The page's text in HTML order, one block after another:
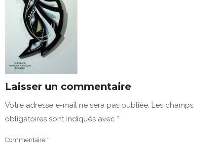
Laisser un commentaire
Votre adresse e-mail ne sera pas publiée. Les champs
obligatoires sont indiqués avec *
Commentaire *